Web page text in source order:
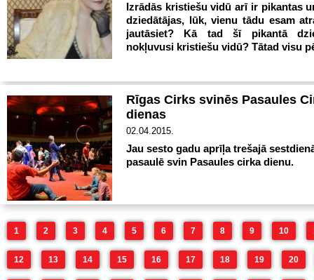
Izrādās kristiešu vidū arī ir pikantas
dziedātājas, lūk, vienu tādu esam
jautāsiet? Kā tad šī pikantā
nokļuvusi kristiešu vidū? Tātad visu
Rīgas Cirks svinēs Pasaules
dienas
02.04.2015.
Jau sesto gadu aprīļa trešajā
pasaulē svin Pasaules cirka dienu.
1 2 3 4 5 6 7 8 9 10
12 13 14 15 16 17 18 19 20